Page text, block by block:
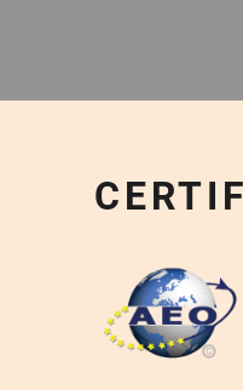
COMPOSTA S.N.C.